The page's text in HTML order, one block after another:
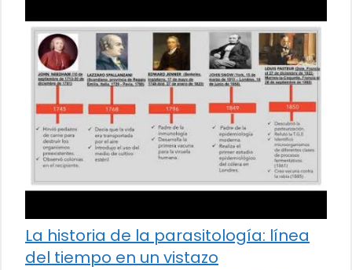
La historia de la parasitología: línea
del tiempo en un vistazo